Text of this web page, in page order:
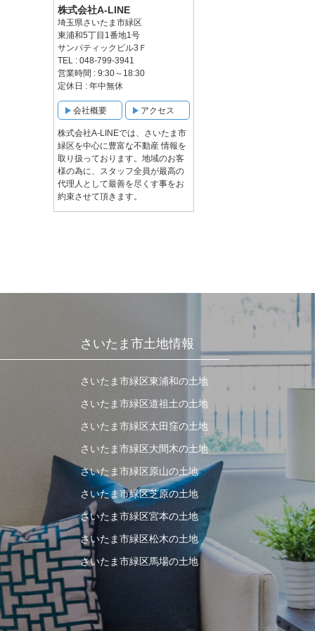
株式会社A-LINE
埼玉県さいたま市緑区
東浦和5丁目1番地1号
サンパティックビル3Ｆ
TEL : 048-799-3941
営業時間 : 9:30～18:30
定休日 : 年中無休
会社概要 アクセス
株式会社A-LINEでは、さいたま市
緑区を中心に豊富な不動産 情報を
取り扱っております。地域のお客
様の為に、スタッフ全員が最高の
代理人として最善を尽くす事をお
約束させて頂きます。
さいたま市土地情報
さいたま市緑区東浦和の土地
さいたま市緑区道祖土の土地
さいたま市緑区太田窪の土地
さいたま市緑区大間木の土地
さいたま市緑区原山の土地
さいたま市緑区芝原の土地
さいたま市緑区宮本の土地
さいたま市緑区松木の土地
さいたま市緑区馬場の土地